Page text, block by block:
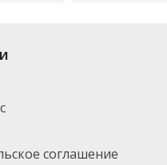
соглашение